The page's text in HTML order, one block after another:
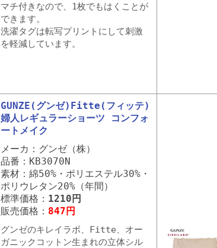
マチ付きなので、1枚でもはくことが
できます。
洗濯タグは転写プリントにして刺激
を軽減しています。
GUNZE(グンゼ)Fitte(フィッテ)
婦人レギュラーショーツ コンフォ
ートメイク
メーカ：グンゼ（株）
品番：KB3070N
素材：綿50%・ポリエステル30%・
ポリウレタン20%（年間）
標準価格： 1210円
販売価格： 847円
グンゼのキレイラボ、Fitte、オー
ガニックコットン生まれの立体シル